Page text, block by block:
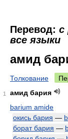
Перевод: с
все языки
амид
Толкование
1
амид бария
barium amide
окись бария —
борат бария —